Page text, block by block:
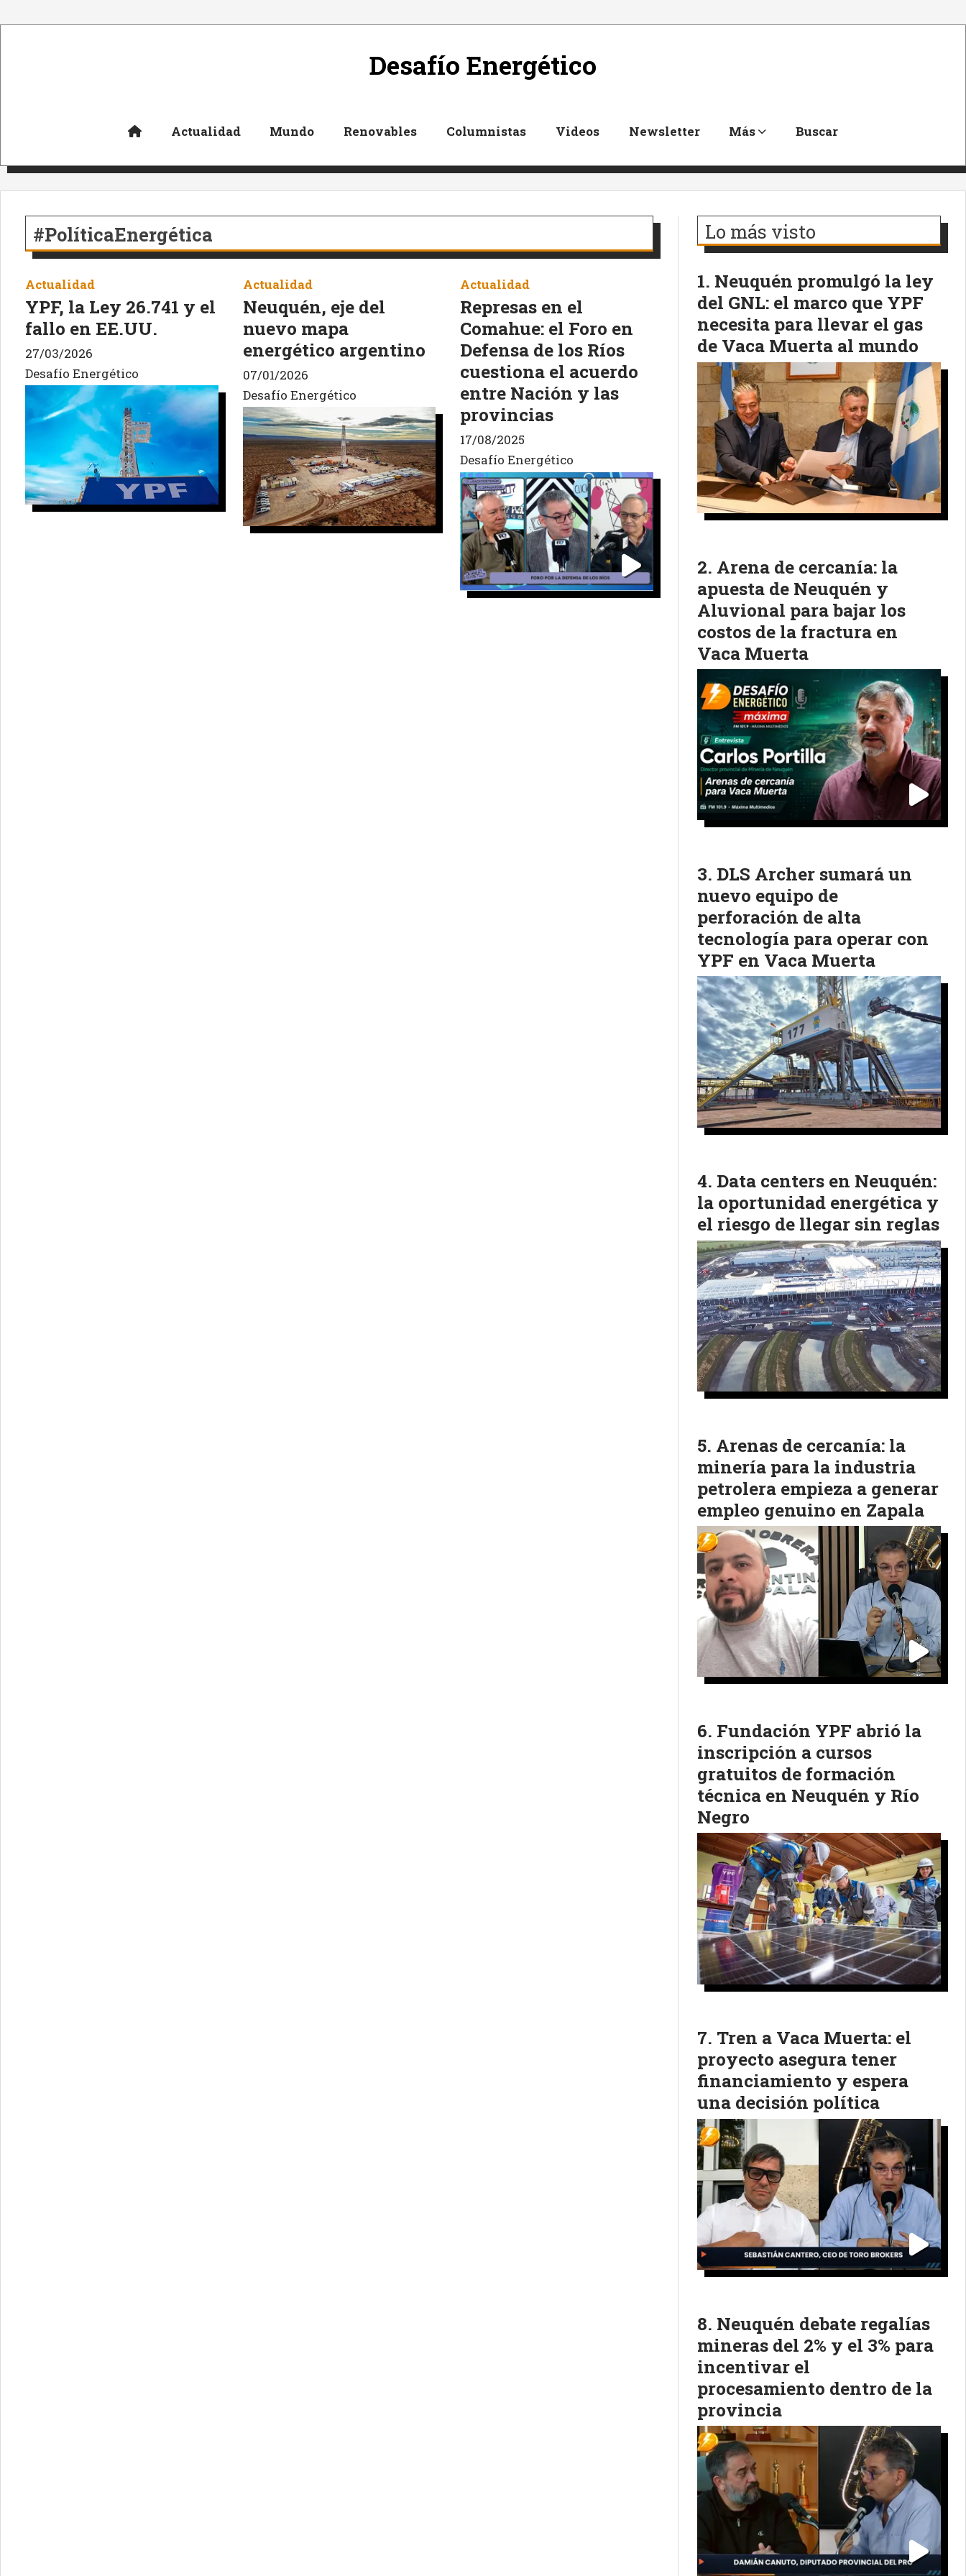
Desafío Energético
Actualidad Mundo Renovables Columnistas Videos Newsletter Más Buscar
#PolíticaEnergética
YPF, la Ley 26.741 y el
fallo en EE.UU.
Desafío Energético
Actualidad
27/03/2026
Neuquén, eje del
nuevo mapa
energético argentino
Desafío Energético
Actualidad
07/01/2026
Represas en el
Comahue: el Foro en
Defensa de los Ríos
cuestiona el acuerdo
entre Nación y las
provincias
Desafío Energético
Actualidad
17/08/2025
Lo más visto
Neuquén promulgó la ley
del GNL: el marco que YPF
necesita para llevar el gas
de Vaca Muerta al mundo
Arena de cercanía: la
apuesta de Neuquén y
Aluvional para bajar los
costos de la fractura en
Vaca Muerta
DLS Archer sumará un
nuevo equipo de
perforación de alta
tecnología para operar con
YPF en Vaca Muerta
Data centers en Neuquén:
la oportunidad energética y
el riesgo de llegar sin reglas
Arenas de cercanía: la
minería para la industria
petrolera empieza a generar
empleo genuino en Zapala
Fundación YPF abrió la
inscripción a cursos
gratuitos de formación
técnica en Neuquén y Río
Negro
Tren a Vaca Muerta: el
proyecto asegura tener
financiamiento y espera
una decisión política
Neuquén debate regalías
mineras del 2% y el 3% para
incentivar el
procesamiento dentro de la
provincia